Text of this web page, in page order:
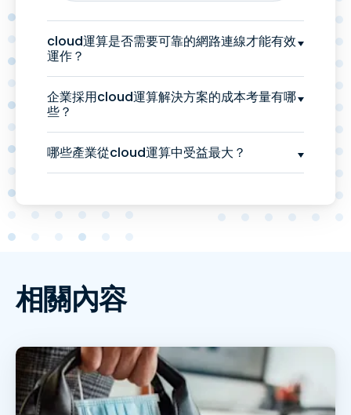
cloud運算是否需要可靠的網路連線才能有效
運作？
企業採用cloud運算解決方案的成本考量有哪
些？
哪些產業從cloud運算中受益最大？
相關內容